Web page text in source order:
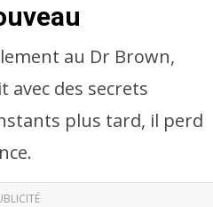
au Dr Brown,
avec des secrets
plus tard, il perd